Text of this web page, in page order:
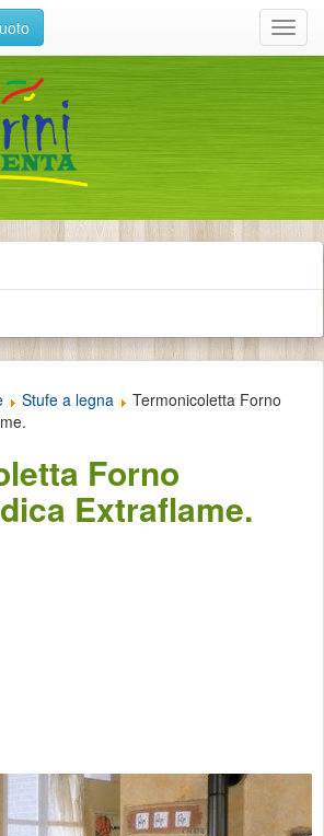
Stufe a legna
Termonicoletta Forno
Forno
Extraflame.